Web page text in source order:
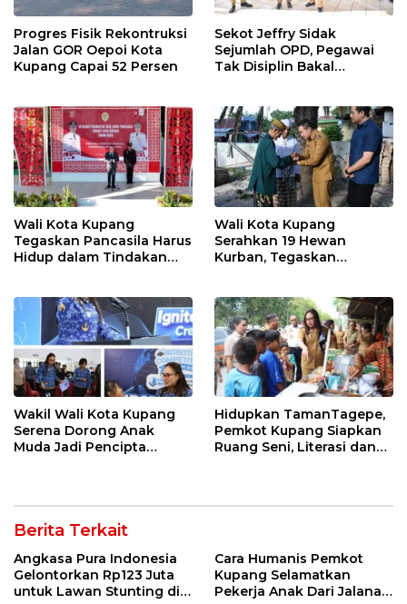
Progres Fisik Rekontruksi
Jalan GOR Oepoi Kota
Kupang Capai 52 Persen
Sekot Jeffry Sidak
Sejumlah OPD, Pegawai
Tak Disiplin Bakal
Wali Kota Kupang
Tegaskan Pancasila Harus
Hidup dalam Tindakan
Wali Kota Kupang
Serahkan 19 Hewan
Kurban, Tegaskan
Wakil Wali Kota Kupang
Serena Dorong Anak
Muda Jadi Pencipta
Hidupkan TamanTagepe,
Pemkot Kupang Siapkan
Ruang Seni, Literasi dan
Berita Terkait
Angkasa Pura Indonesia
Gelontorkan Rp123 Juta
untuk Lawan Stunting di
Cara Humanis Pemkot
Kupang Selamatkan
Pekerja Anak Dari Jalanan